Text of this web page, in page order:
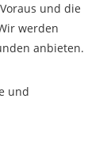
und die
werden
anbieten.
und